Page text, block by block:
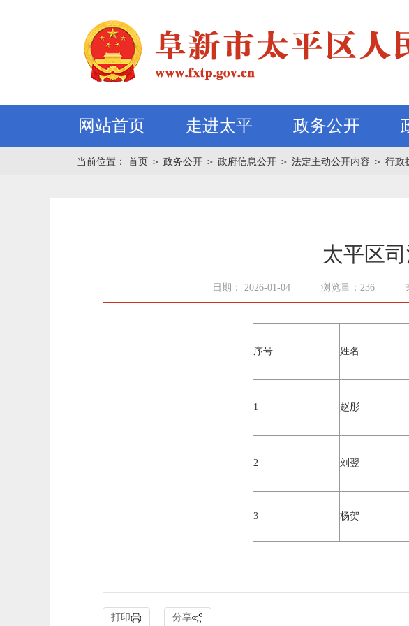
网站首页 走进太平 政务公开
当前位置： 首页 ＞ 政务公开 ＞ 政府信息公开 ＞ 法定主动公开内容 ＞ 行政
太平区
日期： 2026-01-04 浏览量：236
序号 姓名
1 赵彤
2 刘翌
3 杨贺
打印 分享